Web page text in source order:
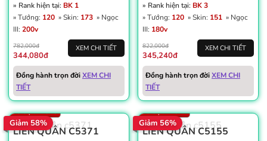
» Rank hiện tại:
BK 1
» Tướng: 120 » Skin: 173
III: 200v
782,000đ
344,080đ
XEM CHI TIẾT
Đồng hành trọn đờiXEM CHI
TIẾT
» Rank hiện tại:
BK 3
» Tướng: 120 » Skin: 151
III: 180v
822,000đ
345,240đ
XEM CHI TIẾT
Đồng hành trọn đờiXEM CHI
TIẾT
Giảm 58%
Vàng: 334K
Dấu ấn: 6
Thẻ đổi tên: 13
Số trận: 2.548
LIÊN QUÂN C5371
Giảm 56%
Win: 52%
Dấu ấn: 3
Thẻ đổi tên: 23
Số trận: 2.322
LIÊN QUÂN C5155